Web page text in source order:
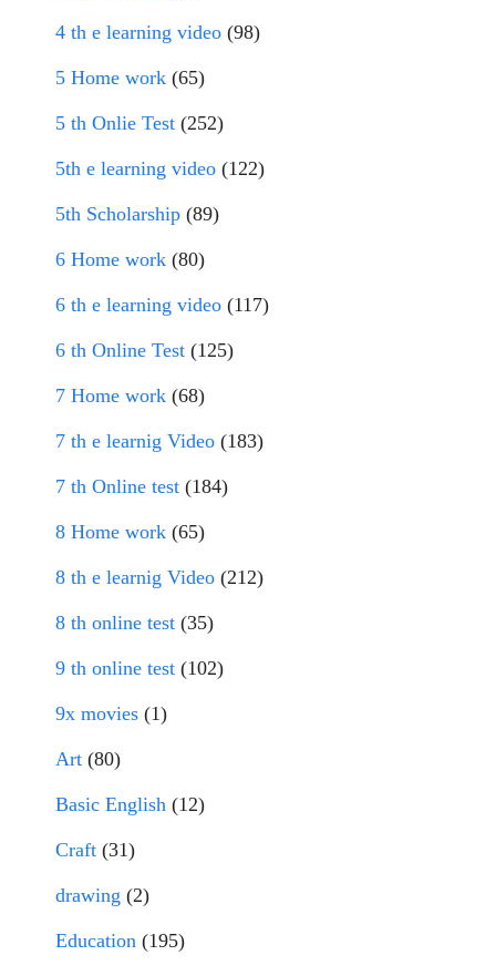
4 th e learning video (98)
5 Home work (65)
5 th Onlie Test (252)
5th e learning video (122)
5th Scholarship (89)
6 Home work (80)
6 th e learning video (117)
6 th Online Test (125)
7 Home work (68)
7 th e learnig Video (183)
7 th Online test (184)
8 Home work (65)
8 th e learnig Video (212)
8 th online test (35)
9 th online test (102)
9x movies (1)
Art (80)
Basic English (12)
Craft (31)
drawing (2)
Education (195)